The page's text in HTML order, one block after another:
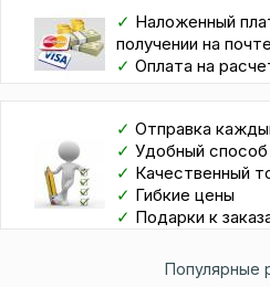
✓ Наложенный
получении на
✓ Оплата на
✓ Отправка
✓ Удобный
✓ Качественный
✓ Гибкие цены
✓ Подарки к
Популярные